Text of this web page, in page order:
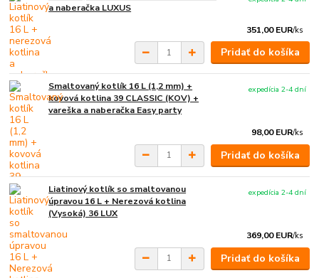
a naberačka LUXUS
351,00 EUR/ks
Pridať do košíka
Smaltovaný kotlík 16 L (1,2 mm) +
kovová kotlina 39 CLASSIC (KOV) +
vareška a naberačka Easy party
98,00 EUR/ks
expedícia 2-4 dní
Pridať do košíka
Liatinový kotlík so smaltovanou
úpravou 16 L + Nerezová kotlina
(Vysoká) 36 LUX
369,00 EUR/ks
expedícia 2-4 dní
Pridať do košíka